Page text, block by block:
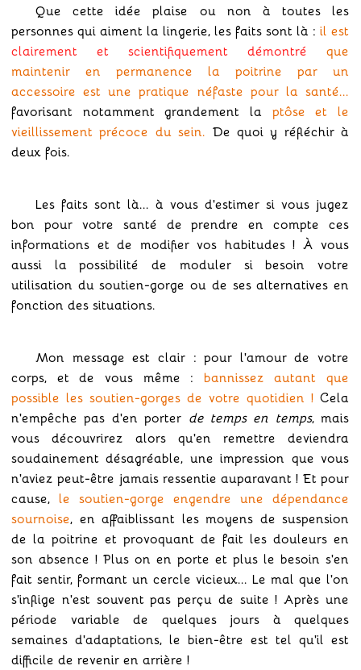
Que cette idée plaise ou non à toutes les
personnes qui aiment la lingerie, les faits sont là : il est
clairement et scientifiquement démontré que
maintenir en permanence la poitrine par un
accessoire est une pratique néfaste pour la santé...
favorisant notamment grandement la ptôse et le
vieillissement précoce du sein. De quoi y réfléchir à
deux fois.
Les faits sont là... à vous d'estimer si vous jugez
bon pour votre santé de prendre en compte ces
informations et de modifier vos habitudes ! À vous
aussi la possibilité de moduler si besoin votre
utilisation du soutien-gorge ou de ses alternatives en
fonction des situations.
Mon message est clair : pour l'amour de votre
corps, et de vous même : bannissez autant que
possible les soutien-gorges de votre quotidien ! Cela
n'empêche pas d'en porter de temps en temps, mais
vous découvrirez alors qu'en remettre deviendra
soudainement désagréable, une impression que vous
n'aviez peut-être jamais ressentie auparavant ! Et pour
cause, le soutien-gorge engendre une dépendance
sournoise, en affaiblissant les moyens de suspension
de la poitrine et provoquant de fait les douleurs en
son absence ! Plus on en porte et plus le besoin s'en
fait sentir, formant un cercle vicieux... Le mal que l'on
s'inflige n'est souvent pas perçu de suite ! Après une
période variable de quelques jours à quelques
semaines d'adaptations, le bien-être est tel qu'il est
difficile de revenir en arrière !